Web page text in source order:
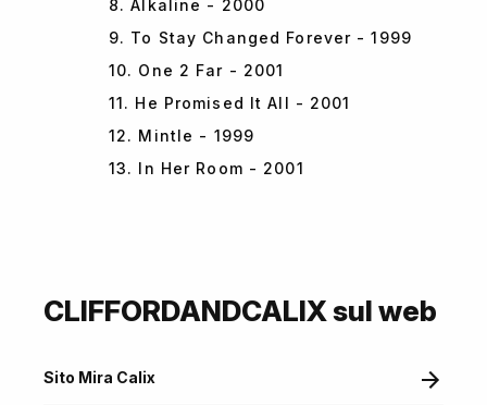
8. Alkaline - 2000
9. To Stay Changed Forever - 1999
10. One 2 Far - 2001
11. He Promised It All - 2001
12. Mintle - 1999
13. In Her Room - 2001
CLIFFORDANDCALIX sul web
Sito Mira Calix